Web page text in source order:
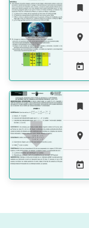







